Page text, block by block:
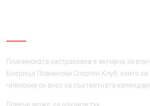
Планинската застраховка е активна за
Боерица Планински Спортен Клуб, които са
членския си внос за съответната
Повече може да научитетук